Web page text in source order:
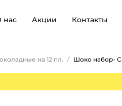
нас Акции Контакты
на 12 пл. /